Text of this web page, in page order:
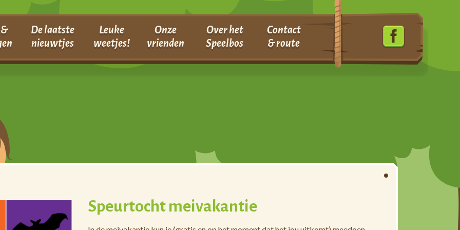
De laatste
nieuwtjes
Leuke
weetjes!
Onze
vrienden
Over het
Speelbos
Contact
& route
Speurtocht meivakantie